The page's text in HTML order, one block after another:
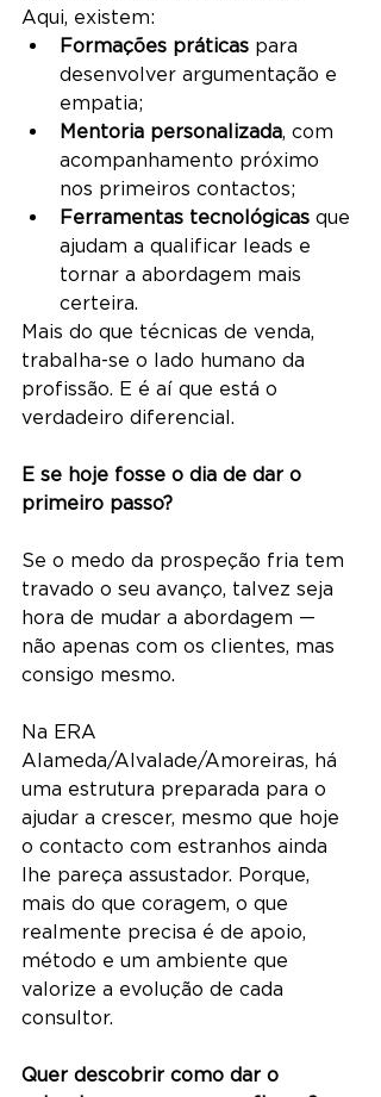
Aqui, existem:
Formações práticas para
desenvolver argumentação e
empatia;
Mentoria personalizada, com
acompanhamento próximo
nos primeiros contactos;
Ferramentas tecnológicas que
ajudam a qualificar leads e
tornar a abordagem mais
certeira.
Mais do que técnicas de venda,
trabalha-se o lado humano da
profissão. E é aí que está o
verdadeiro diferencial.
E se hoje fosse o dia de dar o
primeiro passo?
Se o medo da prospeção fria tem
travado o seu avanço, talvez seja
hora de mudar a abordagem —
não apenas com os clientes, mas
consigo mesmo.
Na ERA
Alameda/Alvalade/Amoreiras, há
uma estrutura preparada para o
ajudar a crescer, mesmo que hoje
o contacto com estranhos ainda
lhe pareça assustador. Porque,
mais do que coragem, o que
realmente precisa é de apoio,
método e um ambiente que
valorize a evolução de cada
consultor.
Quer descobrir como dar o